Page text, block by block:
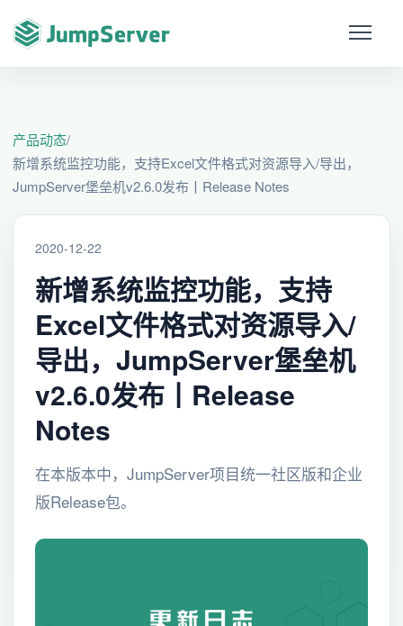
产品动态/
新增系统监控功能，支持Excel文件格式对资源导入/导出，
JumpServer堡垒机v2.6.0发布丨Release Notes
2020-12-22
新增系统监控功能，支持
Excel文件格式对资源导入/
导出，JumpServer堡垒机
v2.6.0发布丨Release
Notes
在本版本中，JumpServer项目统一社区版和企业
版Release包。